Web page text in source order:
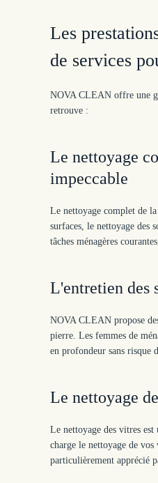
Les
de services
NOVA CLEAN offre une
retrouve :
Le nettoyage
impeccable
Le nettoyage complet de
surfaces, le nettoyage des
tâches ménagères
L'entretien des
NOVA CLEAN propose
pierre. Les femmes de
en profondeur sans risque
Le nettoyage
Le nettoyage des vitres
charge le nettoyage de
particulièrement apprécié